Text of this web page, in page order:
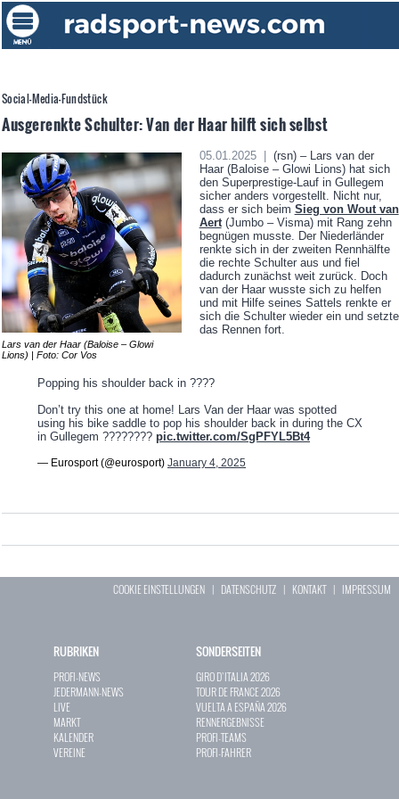
Social-Media-Fundstück
Ausgerenkte Schulter: Van der Haar hilft sich selbst
Lars van der Haar (Baloise – Glowi
Lions) | Foto: Cor Vos
05.01.2025 |
(rsn) – Lars van der
Haar (Baloise – Glowi Lions) hat sich
den Superprestige-Lauf in Gullegem
sicher anders vorgestellt. Nicht nur,
dass er sich beim Sieg von Wout van
Aert(Jumbo – Visma) mit Rang zehn
begnügen musste. Der Niederländer
renkte sich in der zweiten Rennhälfte
die rechte Schulter aus und fiel
dadurch zunächst weit zurück. Doch
van der Haar wusste sich zu helfen
und mit Hilfe seines Sattels renkte er
sich die Schulter wieder ein und setzte
das Rennen fort.
Popping his shoulder back in ????
Don’t try this one at home! Lars Van der Haar was spotted
using his bike saddle to pop his shoulder back in during the CX
in Gullegem ???????? pic.twitter.com/SgPFYL5Bt4
— Eurosport (@eurosport) January 4, 2025
COOKIE EINSTELLUNGEN | DATENSCHUTZ | KONTAKT| IMPRESSUM
RUBRIKEN
PROFI-NEWS
JEDERMANN-NEWS
LIVE
MARKT
KALENDER
VEREINE
SONDERSEITEN
GIRO D`ITALIA 2026
TOUR DE FRANCE 2026
VUELTA A ESPAÑA 2026
RENNERGEBNISSE
PROFI-TEAMS
PROFI-FAHRER